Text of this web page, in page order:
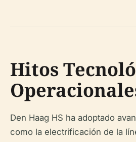
Hitos
Den Haag HS ha adoptado
como la electrificación de la